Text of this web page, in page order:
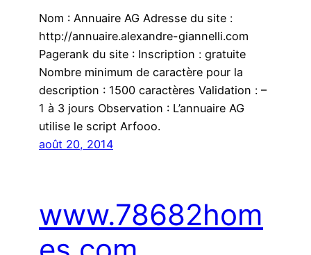
Nom : Annuaire AG Adresse du site :
http://annuaire.alexandre-giannelli.com
Pagerank du site : Inscription : gratuite
Nombre minimum de caractère pour la
description : 1500 caractères Validation : –
1 à 3 jours Observation : L’annuaire AG
utilise le script Arfooo.
août 20, 2014
www.78682hom